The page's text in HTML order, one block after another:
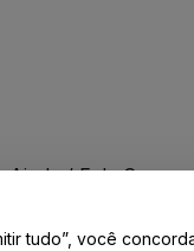
Ajuda / Fale
tudo”, você